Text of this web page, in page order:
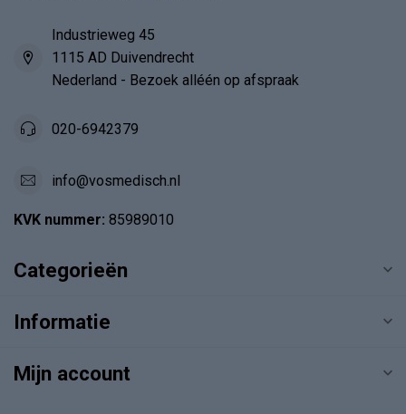
Industrieweg 45
1115 AD Duivendrecht
Nederland - Bezoek alléén op afspraak
020-6942379
info@vosmedisch.nl
KVK nummer: 85989010
Categorieën
Informatie
Mijn account